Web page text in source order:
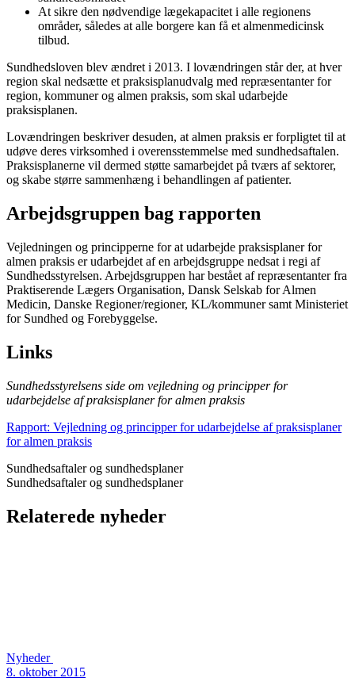
At sikre den nødvendige lægekapacitet i alle regionens
områder, således at alle borgere kan få et almenmedicinsk
tilbud.
Sundhedsloven blev ændret i 2013. I lovændringen står der, at hver
region skal nedsætte et praksisplanudvalg med repræsentanter for
region, kommuner og almen praksis, som skal udarbejde
praksisplanen.
Lovændringen beskriver desuden, at almen praksis er forpligtet til at
udøve deres virksomhed i overensstemmelse med sundhedsaftalen.
Praksisplanerne vil dermed støtte samarbejdet på tværs af sektorer,
og skabe større sammenhæng i behandlingen af patienter.
Arbejdsgruppen bag rapporten
Vejledningen og principperne for at udarbejde praksisplaner for
almen praksis er udarbejdet af en arbejdsgruppe nedsat i regi af
Sundhedsstyrelsen. Arbejdsgruppen har bestået af repræsentanter fra
Praktiserende Lægers Organisation, Dansk Selskab for Almen
Medicin, Danske Regioner/regioner, KL/kommuner samt Ministeriet
for Sundhed og Forebyggelse.
Links
Sundhedsstyrelsens side om vejledning og principper for
udarbejdelse af praksisplaner for almen praksis
Rapport: Vejledning og principper for udarbejdelse af praksisplaner
for almen praksis
Sundhedsaftaler og sundhedsplaner
Sundhedsaftaler og sundhedsplaner
Relaterede nyheder
Nyheder
8. oktober 2015